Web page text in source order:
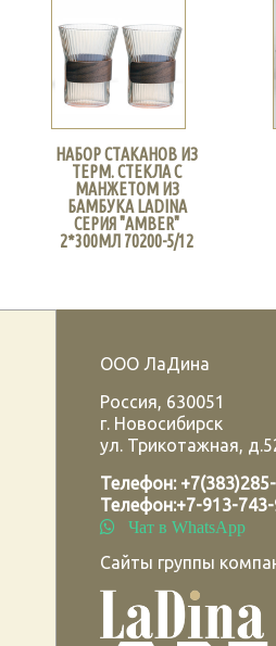
НАБОР СТАКАНОВ ИЗ
ТЕРМ. СТЕКЛА С
МАНЖЕТОМ ИЗ
БАМБУКА LADINA
СЕРИЯ "AMBER"
2*300МЛ 70200-5/12
ООО ЛаДина
Россия, 630051
г. Новосибирск
ул. Трикотажная,
Телефон:
Телефон:+7-913-
Чат в WhatsApp
Сайты группы